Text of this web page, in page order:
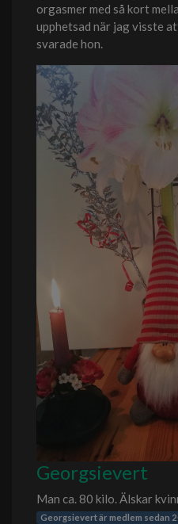
orgasmer med så kort
upphetsad när jag visste
svarade hon.
Georgsievert
Man ca. 80 kilo. Älskar
Georgsievert är medlem sedan